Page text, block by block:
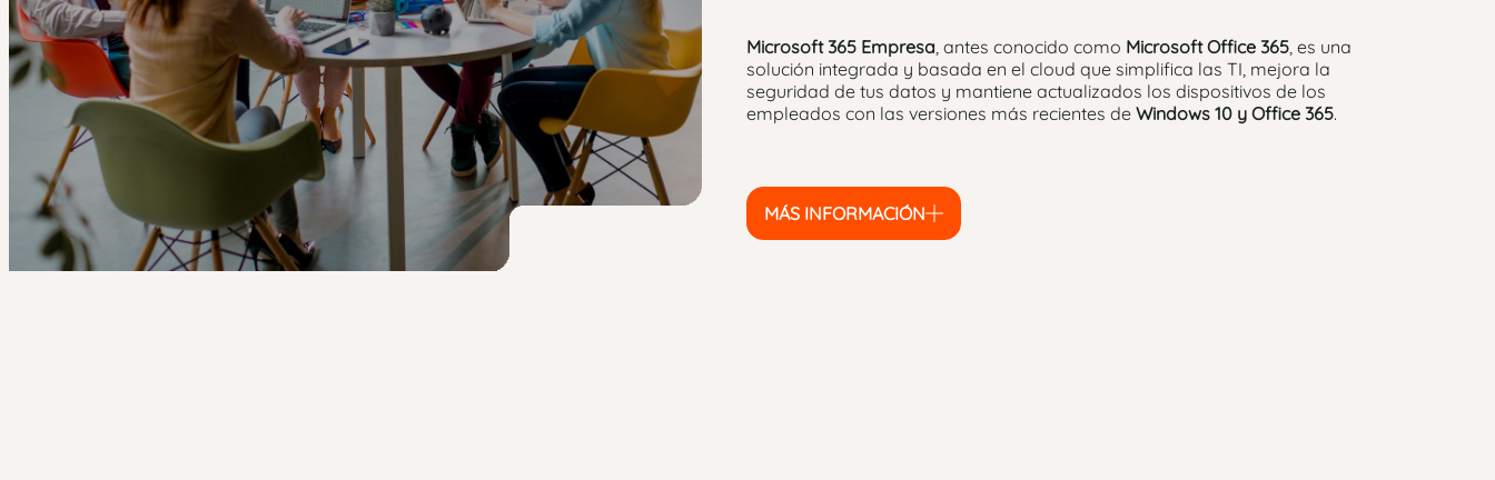
Microsoft 365 Empresa, antes conocido como Microsoft Office 365, es una
solución integrada y basada en el cloud que simplifica las TI, mejora la
seguridad de tus datos y mantiene actualizados los dispositivos de los
empleados con las versiones más recientes deWindows 10 y Office 365.
MÁS INFORMACIÓN